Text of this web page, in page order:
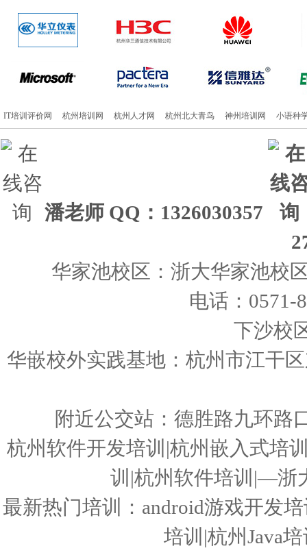
IT培训评价网 杭州培训网 杭州人才网 杭州北大青鸟 神州培训网 小语种
潘老师 QQ：1326030357
华家池校区：浙大华家池校
电话：0571-
下沙校
华嵌校外实践基地：杭州市江干
附近公交站：德胜路九环路
杭州软件开发培训|杭州嵌入式培
训|杭州软件培训|—浙
最新热门培训：android游戏开发
培训|杭州Java